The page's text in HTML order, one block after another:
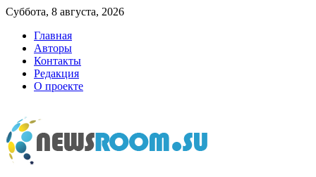
Суббота, 8 августа, 2026
Главная
Авторы
Контакты
Редакция
О проекте